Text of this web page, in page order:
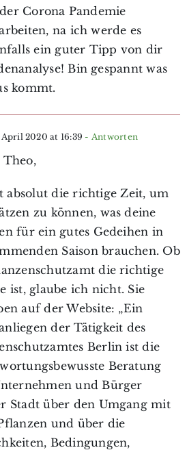
Corona Pandemie
na ich werde es
ein guter Tipp von dir
Bin gespannt was
kommt.
April 2020 at 16:39 - Antworten
absolut die richtige Zeit, um
zu können, was deine
für ein gutes Gedeihen in
Saison brauchen. Ob
die richtige
ist, glaube ich nicht. Sie
auf der Website: „Ein
der Tätigkeit des
Berlin ist die
Beratung
und Bürger
Stadt über den Umgang mit
und über die
Bedingungen,